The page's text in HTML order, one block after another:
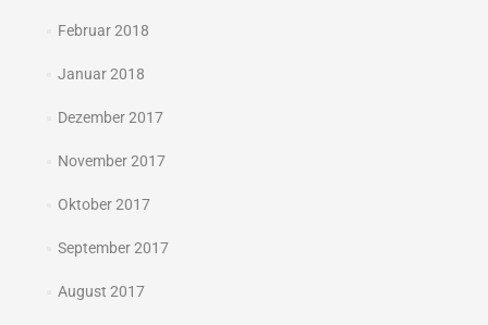
Februar 2018
Januar 2018
Dezember 2017
November 2017
Oktober 2017
September 2017
August 2017